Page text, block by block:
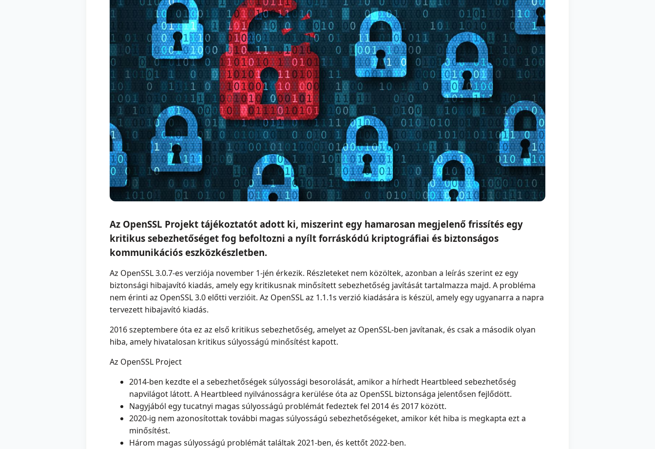
Az OpenSSL Projekt tájékoztatót adott ki, miszerint egy hamarosan megjelenő frissítés egy
kritikus sebezhetőséget fog befoltozni a nyílt forráskódú kriptográfiai és biztonságos
kommunikációs eszközkészletben.
Az OpenSSL 3.0.7-es verziója november 1-jén érkezik. Részleteket nem közöltek, azonban a leírás szerint ez egy
biztonsági hibajavító kiadás, amely egy kritikusnak minősített sebezhetőség javítását tartalmazza majd. A probléma
nem érinti az OpenSSL 3.0 előtti verzióit. Az OpenSSL az 1.1.1s verzió kiadására is készül, amely egy ugyanarra a napra
tervezett hibajavító kiadás.
2016 szeptembere óta ez az első kritikus sebezhetőség, amelyet az OpenSSL-ben javítanak, és csak a második olyan
hiba, amely hivatalosan kritikus súlyosságú minősítést kapott.
Az OpenSSL Project
2014-ben kezdte el a sebezhetőségek súlyossági besorolását, amikor a hírhedt Heartbleed sebezhetőség
napvilágot látott. A Heartbleed nyilvánosságra kerülése óta az OpenSSL biztonsága jelentősen fejlődött.
Nagyjából egy tucatnyi magas súlyosságú problémát fedeztek fel 2014 és 2017 között.
2020-ig nem azonosítottak további magas súlyosságú sebezhetőségeket, amikor két hiba is megkapta ezt a
minősítést.
Három magas súlyosságú problémát találtak 2021-ben, és kettőt 2022-ben.